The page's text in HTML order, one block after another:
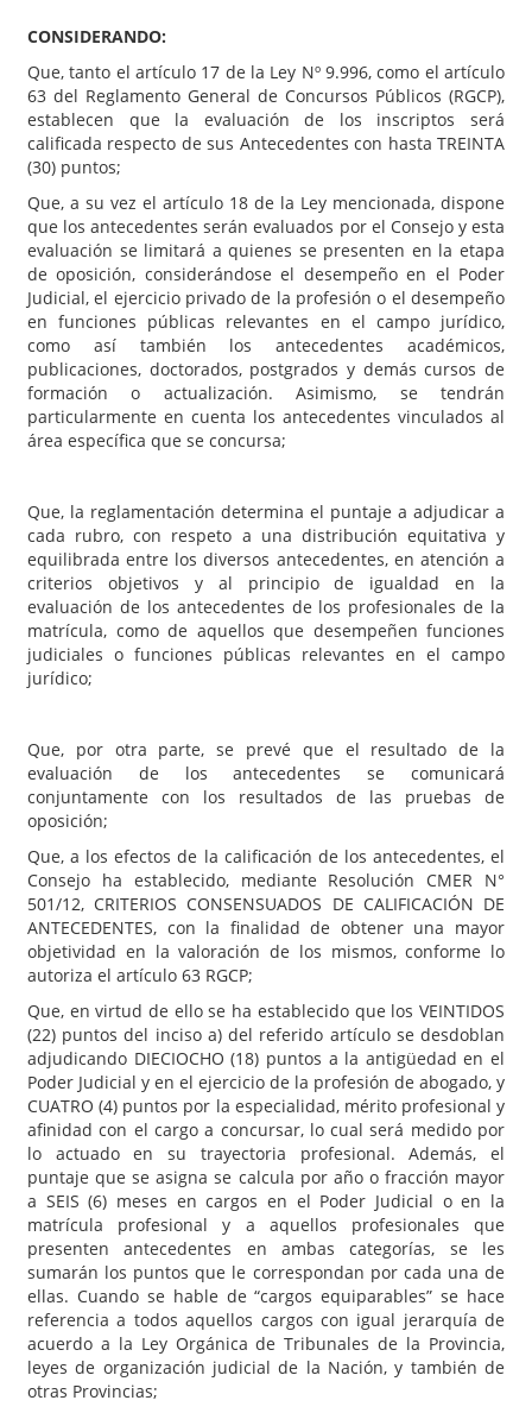
CONSIDERANDO:
Que, tanto el artículo 17 de la Ley Nº 9.996, como el artículo
63 del Reglamento General de Concursos Públicos (RGCP),
establecen que la evaluación de los inscriptos será
calificada respecto de sus Antecedentes con hasta TREINTA
(30) puntos;
Que, a su vez el artículo 18 de la Ley mencionada, dispone
que los antecedentes serán evaluados por el Consejo y esta
evaluación se limitará a quienes se presenten en la etapa
de oposición, considerándose el desempeño en el Poder
Judicial, el ejercicio privado de la profesión o el desempeño
en funciones públicas relevantes en el campo jurídico,
como así también los antecedentes académicos,
publicaciones, doctorados, postgrados y demás cursos de
formación o actualización. Asimismo, se tendrán
particularmente en cuenta los antecedentes vinculados al
área específica que se concursa;
Que, la reglamentación determina el puntaje a adjudicar a
cada rubro, con respeto a una distribución equitativa y
equilibrada entre los diversos antecedentes, en atención a
criterios objetivos y al principio de igualdad en la
evaluación de los antecedentes de los profesionales de la
matrícula, como de aquellos que desempeñen funciones
judiciales o funciones públicas relevantes en el campo
jurídico;
Que, por otra parte, se prevé que el resultado de la
evaluación de los antecedentes se comunicará
conjuntamente con los resultados de las pruebas de
oposición;
Que, a los efectos de la calificación de los antecedentes, el
Consejo ha establecido, mediante Resolución CMER N°
501/12, CRITERIOS CONSENSUADOS DE CALIFICACIÓN DE
ANTECEDENTES, con la finalidad de obtener una mayor
objetividad en la valoración de los mismos, conforme lo
autoriza el artículo 63 RGCP;
Que, en virtud de ello se ha establecido que los VEINTIDOS
(22) puntos del inciso a) del referido artículo se desdoblan
adjudicando DIECIOCHO (18) puntos a la antigüedad en el
Poder Judicial y en el ejercicio de la profesión de abogado, y
CUATRO (4) puntos por la especialidad, mérito profesional y
afinidad con el cargo a concursar, lo cual será medido por
lo actuado en su trayectoria profesional. Además, el
puntaje que se asigna se calcula por año o fracción mayor
a SEIS (6) meses en cargos en el Poder Judicial o en la
matrícula profesional y a aquellos profesionales que
presenten antecedentes en ambas categorías, se les
sumarán los puntos que le correspondan por cada una de
ellas. Cuando se hable de “cargos equiparables” se hace
referencia a todos aquellos cargos con igual jerarquía de
acuerdo a la Ley Orgánica de Tribunales de la Provincia,
leyes de organización judicial de la Nación, y también de
otras Provincias;